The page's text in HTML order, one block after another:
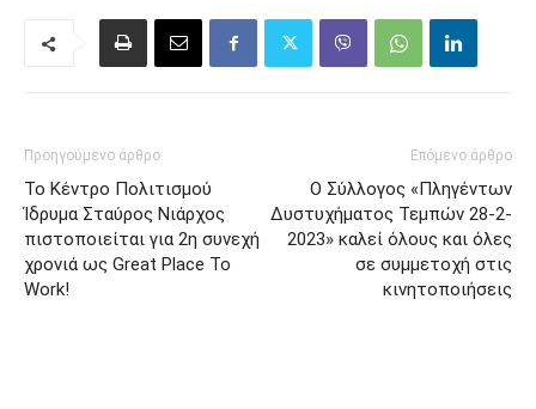
Προηγούμενο άρθρο
Το Κέντρο Πολιτισμού
Ίδρυμα Σταύρος Νιάρχος
πιστοποιείται για 2η συνεχή
χρονιά ως Great Place To
Work!
Επόμενο άρθρο
Ο Σύλλογος «Πληγέντων
Δυστυχήματος Τεμπών 28-2-
2023» καλεί όλους και όλες
σε συμμετοχή στις
κινητοποιήσεις